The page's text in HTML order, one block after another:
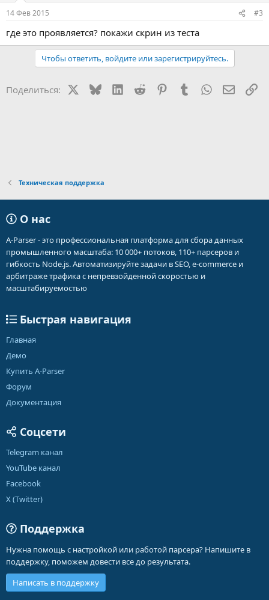
14 Фев 2015 #3
где это проявляется? покажи скрин из теста
Чтобы ответить, войдите или зарегистрируйтесь.
Поделиться: BlueskyLinkedIn
Reddit PinterestTumblr WhatsApp
Техническая поддержка
О нас
A-Parser - это профессиональная платформа для сбора данных
промышленного масштаба: 10 000+ потоков, 110+ парсеров и
гибкость Node.js. Автоматизируйте задачи в SEO, e-commerce и
арбитраже трафика с непревзойденной скоростью и
масштабируемостью
Быстрая навигация
Главная
Демо
Купить A-Parser
Форум
Документация
Соцсети
Telegram канал
YouTube канал
Facebook
X (Twitter)
Поддержка
Нужна помощь с настройкой или работой парсера? Напишите в
поддержку, поможем довести все до результата.
Написать в поддержку